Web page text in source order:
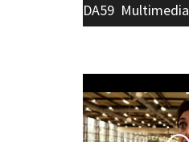
DA59 Multimedia